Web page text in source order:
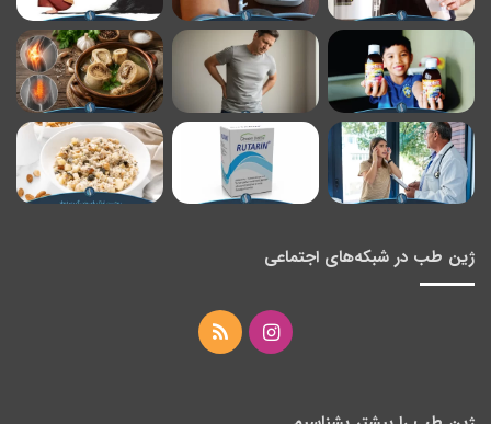
ژین طب در شبکه‌های اجتماعی
اینستاگرامخوراک